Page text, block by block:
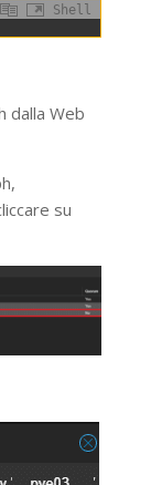
Shell
dalla Web
su